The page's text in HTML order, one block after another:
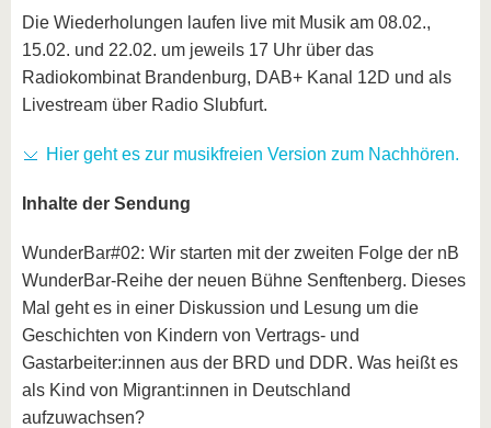
Die Wiederholungen laufen live mit Musik am 08.02.,
15.02. und 22.02. um jeweils 17 Uhr über das
Radiokombinat Brandenburg, DAB+ Kanal 12D und als
Livestream über Radio Slubfurt.
Hier geht es zur musikfreien Version zum Nachhören.
Inhalte der Sendung
WunderBar#02: Wir starten mit der zweiten Folge der nB
WunderBar-Reihe der neuen Bühne Senftenberg. Dieses
Mal geht es in einer Diskussion und Lesung um die
Geschichten von Kindern von Vertrags- und
Gastarbeiter:innen aus der BRD und DDR. Was heißt es
als Kind von Migrant:innen in Deutschland
aufzuwachsen?